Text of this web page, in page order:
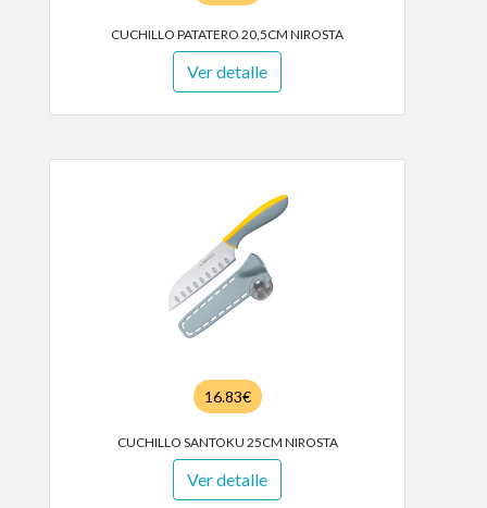
CUCHILLO PATATERO 20,5CM NIROSTA
Ver detalle
16.83€
CUCHILLO SANTOKU 25CM NIROSTA
Ver detalle